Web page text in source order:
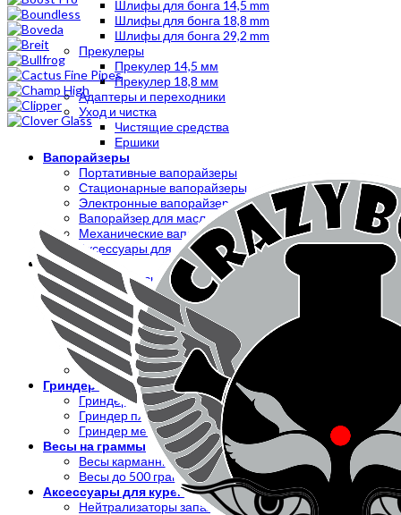
Шлифы для бонга 14,5 mm
Шлифы для бонга 18,8 mm
Шлифы для бонга 29,2 mm
Прекулеры
Прекулер 14,5 мм
Прекулер 18,8 мм
Адаптеры и переходники
Уход и чистка
Чистящие средства
Ершики
Вапорайзеры
Портативные вапорайзеры
Стационарные вапорайзеры
Электронные вапорайзеры
Вапорайзер для масла
Механические вапорайзеры
Аксессуары для вапорайзера
Трубки
Металлические трубки
Трубки ручной работы
Стеклянные трубки
Каменные трубки
Деревянные трубки
Акриловые трубки
Силиконовые трубки
Гриндеры
Гриндер с сеткой
Гриндер пластиковый
Гриндер металлический
Весы на граммы
Весы карманные
Весы до 500 грамм
Аксессуары для курения
Нейтрализаторы запаха